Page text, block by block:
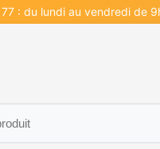
: du lundi au vendredi de